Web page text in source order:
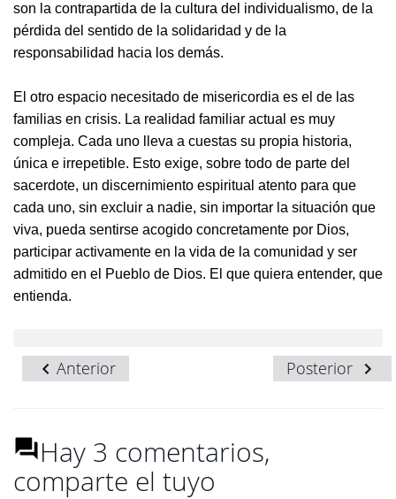
son la contrapartida de la cultura del individualismo, de la
pérdida del sentido de la solidaridad y de la
responsabilidad hacia los demás.
El otro espacio necesitado de misericordia es el de las
familias en crisis. La realidad familiar actual es muy
compleja. Cada uno lleva a cuestas su propia historia,
única e irrepetible. Esto exige, sobre todo de parte del
sacerdote, un discernimiento espiritual atento para que
cada uno, sin excluir a nadie, sin importar la situación que
viva, pueda sentirse acogido concretamente por Dios,
participar activamente en la vida de la comunidad y ser
admitido en el Pueblo de Dios. El que quiera entender, que
entienda.
Posterior
Anterior
Hay 3 comentarios,
comparte el tuyo